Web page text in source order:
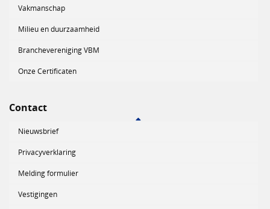
Vakmanschap
Milieu en duurzaamheid
Branchevereniging VBM
Onze Certificaten
Contact
Nieuwsbrief
Privacyverklaring
Melding formulier
Vestigingen